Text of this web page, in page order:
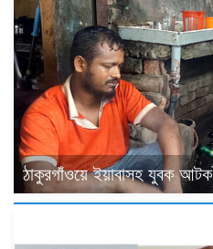
ঠাকুরগাঁওয়ে ইয়াবাসহ যুবক আটক